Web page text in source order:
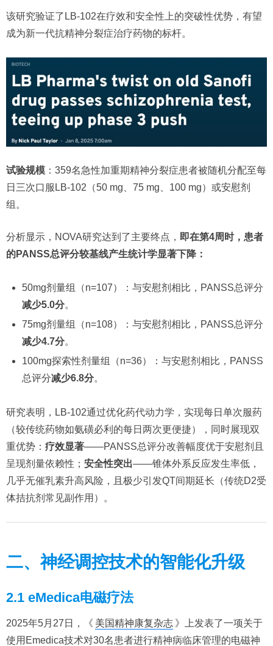
该研究验证了LB-102在疗效和安全性上的突破性优势，有望
成为新一代抗精神分裂症治疗药物的标杆。
试验规模 ：359名急性加重期精神分裂症患者被随机分配至每
日三次口服LB-102（50 mg、75 mg、100 mg）或安慰剂
组。
分析显示，NOVA研究达到了主要终点， 即在第4周时，患者
的PANSS总评分较基线产生统计学显著下降：
50mg剂量组（n=107）：与安慰剂相比，PANSS总评分
减少5.0分。
75mg剂量组（n=108）：与安慰剂相比，PANSS总评分
减少4.7分。
100mg探索性剂量组（n=36）：与安慰剂相比，PANSS
总评分减少6.8分。
研究表明，LB-102通过优化药代动力学，实现每日单次服药
（较传统药物如氨磺必利的每日两次更便捷），同时展现双
重优势： 疗效显著——PANSS总评分改善幅度优于安慰剂且
呈现剂量依赖性； 安全性突出——锥体外系反应发生率低，
几乎无催乳素升高风险，且极少引发QT间期延长（传统D2受
体拮抗剂常见副作用）。
二、神经调控技术的智能化升级
2.1 eMedica电磁疗法
2025年5月27日，《 美国精神康复杂志 》上发表了一项关于
使用Emedica技术对30名患者进行精神病临床管理的电磁神